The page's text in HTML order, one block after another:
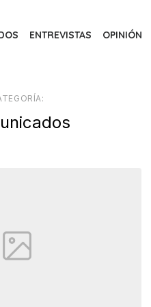
ENTREVISTAS OPINIÓN